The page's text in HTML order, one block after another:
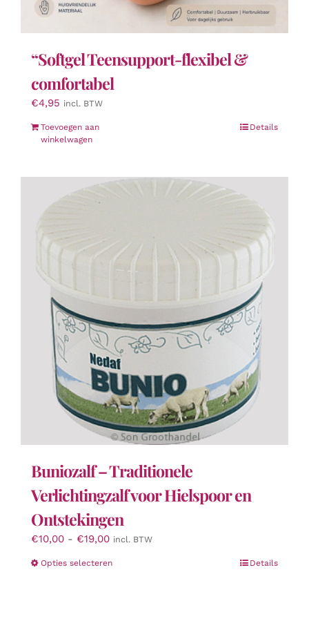
“Softgel Teensupport-flexibel &
comfortabel
€4,95 incl. BTW
Toevoegen aan
winkelwagen
Details
Buniozalf – Traditionele
Verlichtingzalf voor Hielspoor en
Ontstekingen
€10,00 - €19,00Prijsklasse:
tot
incl. BTW
Opties selecterenDit
Details